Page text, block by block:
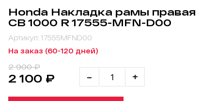
Honda Накладка рамы правая
CB 1000 R 17555-MFN-D00
Артикул: 17555MFND00
На заказ (60-120 дней)
2 900 ₽
2 100 ₽ - +